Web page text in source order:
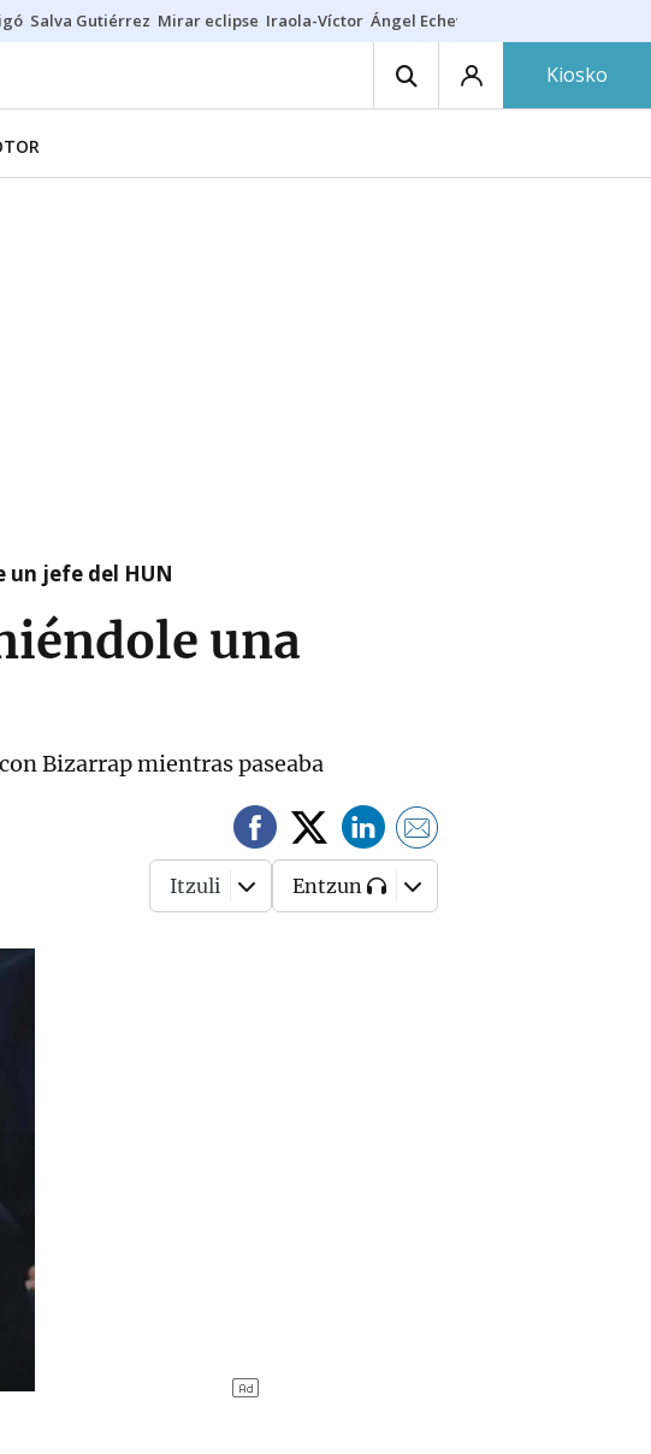
Salva Gutiérrez Mirar eclipse Iraola-Víctor Ángel Echeverría
Kiosko
un jefe del HUN
una
Bizarrap mientras paseaba
Itzuli Entzun